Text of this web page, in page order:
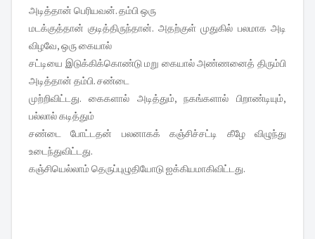
அடித்தான் பெரியவன். தம்பி ஒரு
மடக்குத்தான் குடித்திருந்தான். அதற்குள் முதுகில் பலமாக அடி
விழவே, ஒரு கையால்
சட்டியை இடுக்கிக்கொண்டு மறு கையால் அண்ணனைத் திரும்பி
அடித்தான் தம்பி. சண்டை
முற்றிவிட்டது. கைகளால் அடித்தும், நகங்களால் பிறாண்டியும்,
பல்லால் கடித்தும்
சண்டை போட்டதன் பலனாகக் கஞ்சிச்சட்டி கீழே விழுந்து
உடைந்துவிட்டது.
கஞ்சியெல்லாம் தெருப்புழுதியோடு ஐக்கியமாகிவிட்டது.